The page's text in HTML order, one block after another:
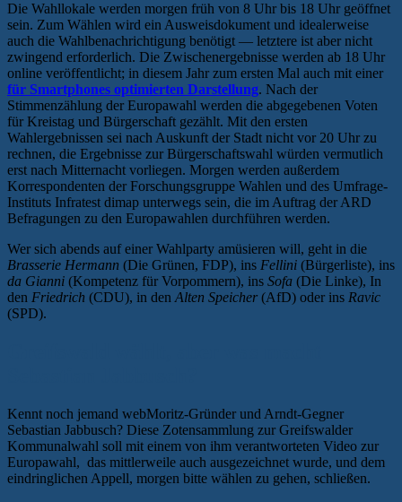
Die Wahllokale werden morgen früh von 8 Uhr bis 18 Uhr geöffnet
sein. Zum Wählen wird ein Ausweisdokument und idealerweise
auch die Wahlbenachrichtigung benötigt — letztere ist aber nicht
zwingend erforderlich. Die Zwischenergebnisse werden ab 18 Uhr
online veröffentlicht; in diesem Jahr zum ersten Mal auch mit einer
für Smartphones optimierten Darstellung. Nach der
Stimmenzählung der Europawahl werden die abgegebenen Voten
für Kreistag und Bürgerschaft gezählt. Mit den ersten
Wahlergebnissen sei nach Auskunft der Stadt nicht vor 20 Uhr zu
rechnen, die Ergebnisse zur Bürgerschaftswahl würden vermutlich
erst nach Mitternacht vorliegen. Morgen werden außerdem
Korrespondenten der Forschungsgruppe Wahlen und des Umfrage-
Instituts Infratest dimap unterwegs sein, die im Auftrag der ARD
Befragungen zu den Europawahlen durchführen werden.
Wer sich abends auf einer Wahlparty amüsieren will, geht in die
Brasserie Hermann (Die Grünen, FDP), ins Fellini (Bürgerliste), ins
da Gianni (Kompetenz für Vorpommern), ins Sofa (Die Linke), In
den Friedrich (CDU), in den Alten Speicher (AfD) oder ins Ravic
(SPD).
Kennt noch jemand webMoritz-Gründer und Arndt-Gegner
Sebastian Jabbusch? Diese Zotensammlung zur Greifswalder
Kommunalwahl soll mit einem von ihm verantworteten Video zur
Europawahl, das mittlerweile auch ausgezeichnet wurde, und dem
eindringlichen Appell, morgen bitte wählen zu gehen, schließen.